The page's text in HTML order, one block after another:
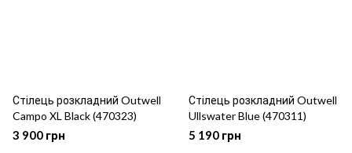
Стілець розкладний Outwell
Campo XL Black (470323)
3 900 грн
Стілець розкладний Outwell
Ullswater Blue (470311)
5 190 грн